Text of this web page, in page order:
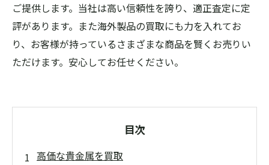
ご提供します。当社は高い信頼性を誇り、適正査定に定
評があります。また海外製品の買取にも力を入れてお
り、お客様が持っているさまざまな商品を賢くお売りい
ただけます。安心してお任せください。
目次
高価な貴金属を買取